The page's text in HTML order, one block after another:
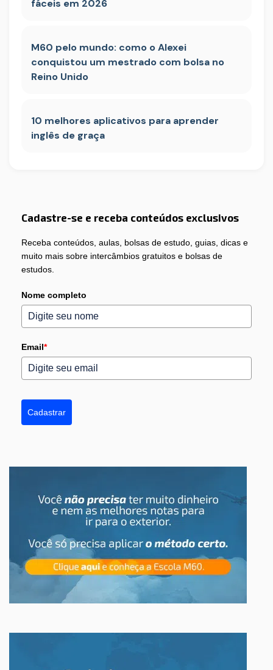
fáceis em 2026
M60 pelo mundo: como o Alexei
conquistou um mestrado com bolsa no
Reino Unido
10 melhores aplicativos para aprender
inglês de graça
Cadastre-se e receba conteúdos exclusivos
Receba conteúdos, aulas, bolsas de estudo, guias, dicas e
muito mais sobre intercâmbios gratuitos e bolsas de
estudos.
Nome completo
Email*
Cadastrar